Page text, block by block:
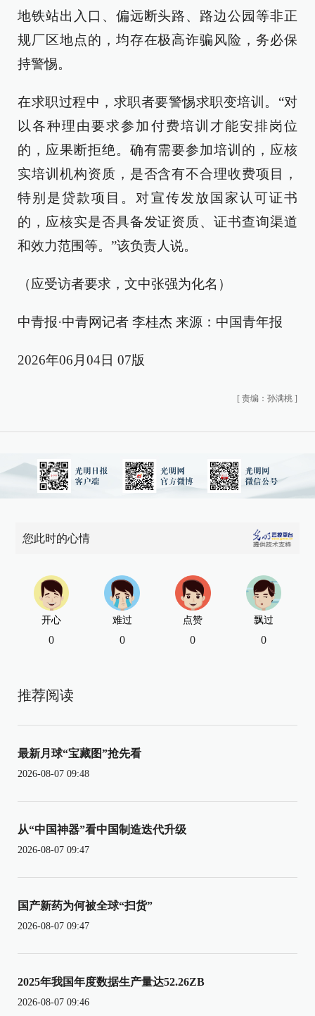
地铁站出入口、偏远断头路、路边公园等非正
规厂区地点的，均存在极高诈骗风险，务必保
持警惕。
在求职过程中，求职者要警惕求职变培训。“对
以各种理由要求参加付费培训才能安排岗位
的，应果断拒绝。确有需要参加培训的，应核
实培训机构资质，是否含有不合理收费项目，
特别是贷款项目。对宣传发放国家认可证书
的，应核实是否具备发证资质、证书查询渠道
和效力范围等。”该负责人说。
（应受访者要求，文中张强为化名）
中青报·中青网记者 李桂杰 来源：中国青年报
2026年06月04日 07版
[ 责编：孙满桃 ]
您此时的心情
开心
0
难过
0
点赞
0
飘过
0
推荐阅读
最新月球“宝藏图”抢先看
2026-08-07 09:48
从“中国神器”看中国制造迭代升级
2026-08-07 09:47
国产新药为何被全球“扫货”
2026-08-07 09:47
2025年我国年度数据生产量达52.26ZB
2026-08-07 09:46